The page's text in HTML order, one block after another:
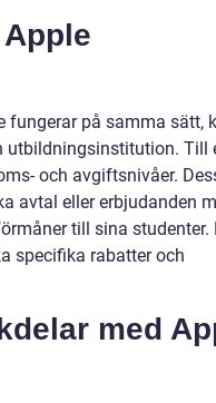
fungerar på samma sätt,
utbildningsinstitution. Till
och avgiftsnivåer.
avtal eller erbjudanden
till sina studenter.
specifika rabatter och
med